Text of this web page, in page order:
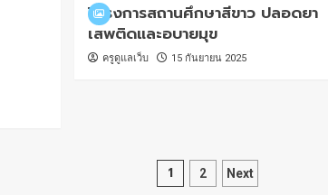
โครงการสถานศึกษาสีขาว ปลอดยา
เสพติดและอบายมุข
ครูดูแลเว็บ 15 กันยายน 2025
Posts
1 2 Next